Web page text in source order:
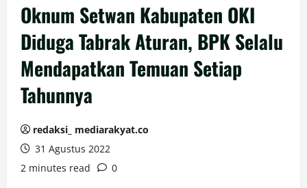
Oknum Setwan Kabupaten OKI
Diduga Tabrak Aturan, BPK Selalu
Mendapatkan Temuan Setiap
Tahunnya
redaksi_ mediarakyat.co
31 Agustus 2022
2 minutes read
0